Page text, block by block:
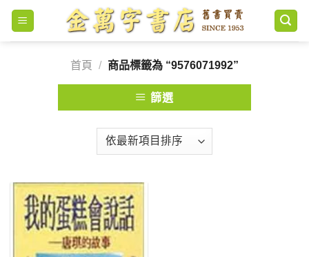
Skip
content
首頁
/ 商品標籤為 “9576071992”
篩選